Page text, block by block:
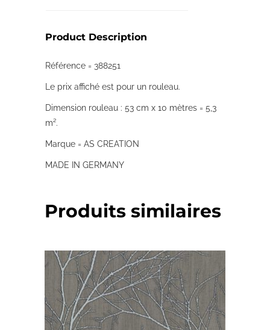
Product Description
Référence = 388251
Le prix affiché est pour un rouleau.
Dimension rouleau : 53 cm x 10 mètres = 5,3
m².
Marque = AS CREATION
MADE IN GERMANY
Produits similaires